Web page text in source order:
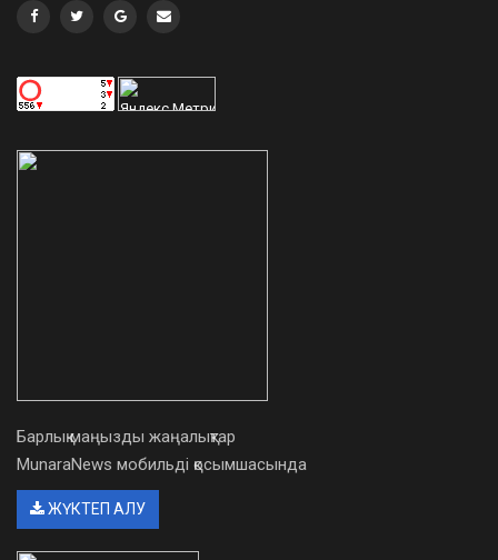
Барлық маңызды жаңалықтар
MunaraNews мобильді қосымшасында
ЖҮКТЕП АЛУ